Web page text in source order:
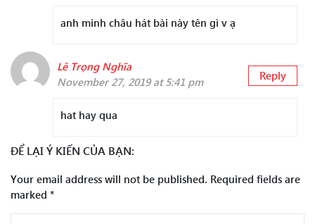
anh minh châu hát bài này tên gì v ạ
Lê Trọng Nghĩa
November 27, 2019 at 5:41 pm
Reply
hat hay qua
ĐỂ LẠI Ý KIẾN CỦA BẠN:
Your email address will not be published. Required fields are
marked *